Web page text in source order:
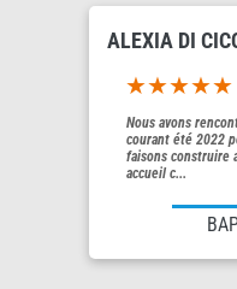
ALEXIA DI
5out of 5
Nous avons
courant été 2022
faisons construire
accueil c...